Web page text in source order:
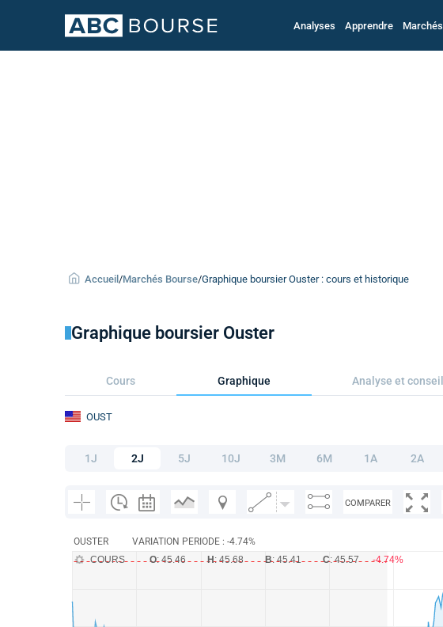
Analyses Apprendre Marchés
Accueil /Marchés Bourse/Graphique boursier Ouster : cours et historique
Graphique boursier Ouster
Cours Graphique Analyse et conseil
OUST
1J 2J 5J 10J 3M 6M 1A 2A
COMPARER
OUSTER VARIATION PERIODE : -4.74%
COURS O: 45.46 H: 45.68 B: 45.41 C: 45.57 -4.74%